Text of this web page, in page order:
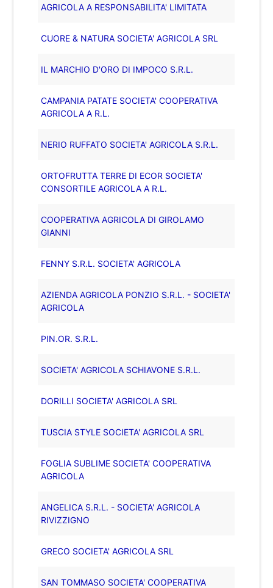
AGRICOLA A RESPONSABILITA' LIMITATA
CUORE & NATURA SOCIETA' AGRICOLA SRL
IL MARCHIO D'ORO DI IMPOCO S.R.L.
CAMPANIA PATATE SOCIETA' COOPERATIVA
AGRICOLA A R.L.
NERIO RUFFATO SOCIETA' AGRICOLA S.R.L.
ORTOFRUTTA TERRE DI ECOR SOCIETA'
CONSORTILE AGRICOLA A R.L.
COOPERATIVA AGRICOLA DI GIROLAMO
GIANNI
FENNY S.R.L. SOCIETA' AGRICOLA
AZIENDA AGRICOLA PONZIO S.R.L. - SOCIETA'
AGRICOLA
PIN.OR. S.R.L.
SOCIETA' AGRICOLA SCHIAVONE S.R.L.
DORILLI SOCIETA' AGRICOLA SRL
TUSCIA STYLE SOCIETA' AGRICOLA SRL
FOGLIA SUBLIME SOCIETA' COOPERATIVA
AGRICOLA
ANGELICA S.R.L. - SOCIETA' AGRICOLA
RIVIZZIGNO
GRECO SOCIETA' AGRICOLA SRL
SAN TOMMASO SOCIETA' COOPERATIVA